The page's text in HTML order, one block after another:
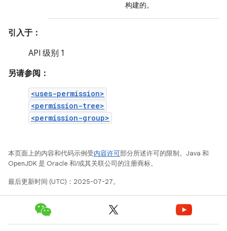
构建的。
引入于：
API 级别 1
另请参阅：
<uses-permission>
<permission-tree>
<permission-group>
本页面上的内容和代码示例受内容许可部分所述许可的限制。Java 和
OpenJDK 是 Oracle 和/或其关联公司的注册商标。
最后更新时间 (UTC)：2025-07-27。